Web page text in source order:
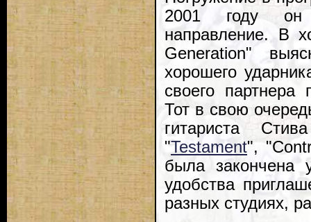
2001 году он
направление. В
Generation"
хорошего
своего партнера
Тот в свою
гитариста
"Testament",
была закончена
удобства
разных студиях,